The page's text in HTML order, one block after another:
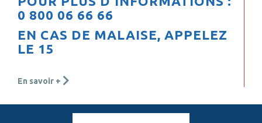
0 800 06 66 66
EN CAS DE MALAISE, APPELEZ
LE 15
En savoir +